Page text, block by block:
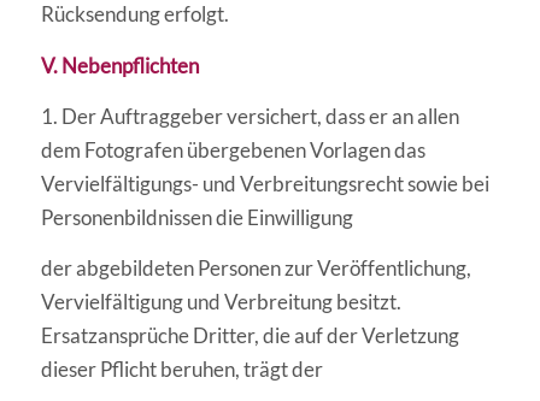
Rücksendung erfolgt.
V. Nebenpflichten
1. Der Auftraggeber versichert, dass er an allen
dem Fotografen übergebenen Vorlagen das
Vervielfältigungs- und Verbreitungsrecht sowie bei
Personenbildnissen die Einwilligung
der abgebildeten Personen zur Veröffentlichung,
Vervielfältigung und Verbreitung besitzt.
Ersatzansprüche Dritter, die auf der Verletzung
dieser Pflicht beruhen, trägt der